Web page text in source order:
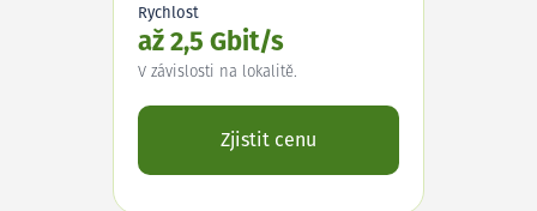
Rychlost
až 2,5 Gbit/s
V závislosti na lokalitě.
Zjistit cenu